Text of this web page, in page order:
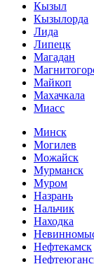
Кызыл
Кызылорда
Лида
Липецк
Магадан
Майкоп
Махачкала
Миасс
Минск
Могилев
Можайск
Мурманск
Муром
Назрань
Нальчик
Находка
Нефтекамск